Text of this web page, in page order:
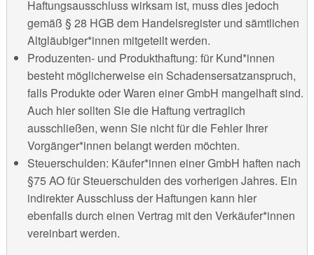
Haftungsausschluss wirksam ist, muss dies jedoch
gemäß § 28 HGB dem Handelsregister und sämtlichen
Altgläubiger*innen mitgeteilt werden.
Produzenten- und Produkthaftung: für Kund*innen
besteht möglicherweise ein Schadensersatzanspruch,
falls Produkte oder Waren einer GmbH mangelhaft sind.
Auch hier sollten Sie die Haftung vertraglich
ausschließen, wenn Sie nicht für die Fehler Ihrer
Vorgänger*innen belangt werden möchten.
Steuerschulden: Käufer*innen einer GmbH haften nach
§75 AO für Steuerschulden des vorherigen Jahres. Ein
indirekter Ausschluss der Haftungen kann hier
ebenfalls durch einen Vertrag mit den Verkäufer*innen
vereinbart werden.